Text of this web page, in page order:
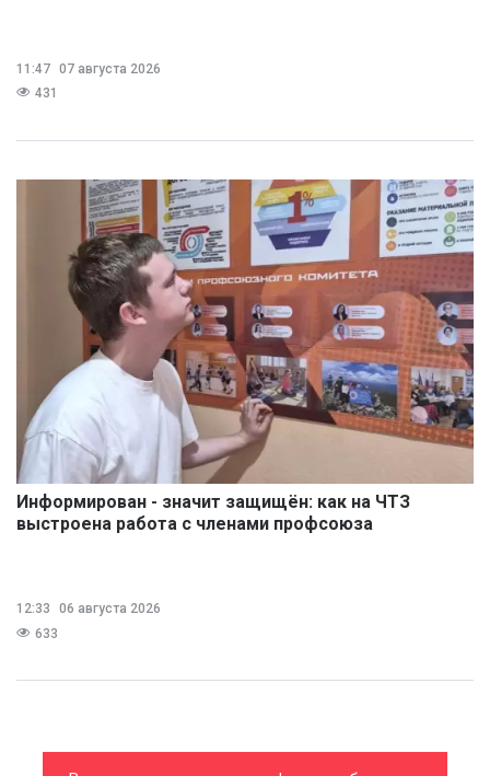
11:47 07 августа 2026
431
Информирован - значит защищён: как на ЧТЗ
выстроена работа с членами профсоюза
12:33
06 августа 2026
633